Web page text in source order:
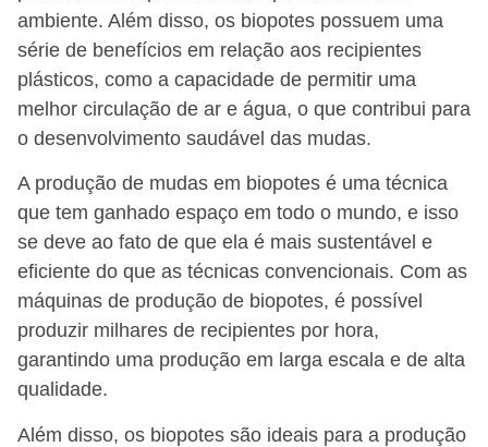
ambiente. Além disso, os biopotes possuem uma
série de benefícios em relação aos recipientes
plásticos, como a capacidade de permitir uma
melhor circulação de ar e água, o que contribui para
o desenvolvimento saudável das mudas.
A produção de mudas em biopotes é uma técnica
que tem ganhado espaço em todo o mundo, e isso
se deve ao fato de que ela é mais sustentável e
eficiente do que as técnicas convencionais. Com as
máquinas de produção de biopotes, é possível
produzir milhares de recipientes por hora,
garantindo uma produção em larga escala e de alta
qualidade.
Além disso, os biopotes são ideais para a produção